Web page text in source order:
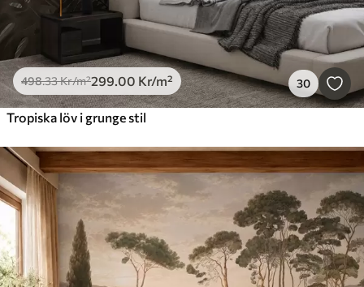
498.33Kr/m²299.00 Kr/m² 30
Tropiska löv i grunge stil